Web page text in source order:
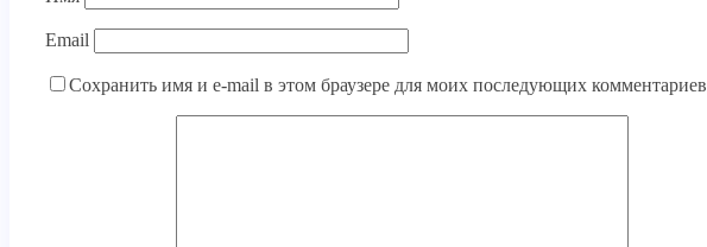
Email
Сохранить имя и e-mail в этом браузере для моих последующих комментариев